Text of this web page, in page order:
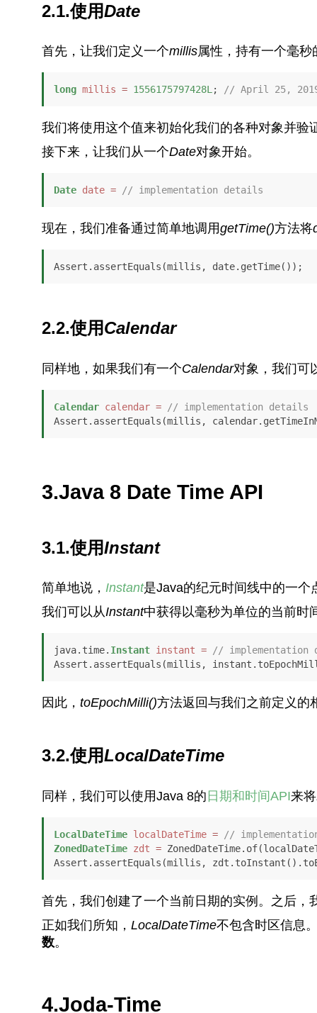
2.1.使用Date
首先，让我们定义一个millis属性，持有一个毫秒
long millis = 1556175797428L ; // April 25, 2019
我们将使用这个值来初始化我们的各种对象并验
接下来，让我们从一个Date对象开始。
Date date = // implementation details
现在，我们准备通过简单地调用getTime()方法将
Assert.assertEquals(millis, date.getTime());
2.2.使用Calendar
同样地，如果我们有一个Calendar对象，我们可
Calendar calendar =
// implementation details
Assert.assertEquals(millis,
3.Java 8 Date Time API
3.1.使用Instant
简单地说， Instant是Java的纪元时间线中的一个
我们可以从Instant中获得以毫秒为单位的当前时
java.time. Instant instant =
// implementation
Assert.assertEquals(millis,
因此， toEpochMilli()方法返回与我们之前定义的
3.2.使用LocalDateTime
同样，我们可以使用Java 8的 日期和时间API来将
LocalDateTime localDateTime =
//
ZonedDateTime zdt =
Assert.assertEquals(millis,
首先，我们创建了一个当前日期的实例。之后，
正如我们所知， LocalDateTime不包含时区信息
数。
4.Joda-Time